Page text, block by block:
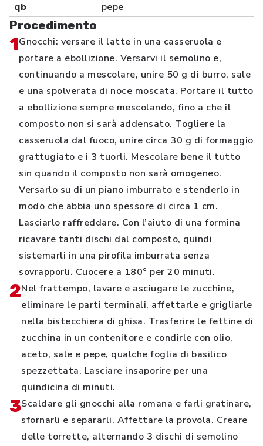
qb
pepe
Procedimento
1Gnocchi: versare il latte in una casseruola e
portare a ebollizione. Versarvi il semolino e,
continuando a mescolare, unire 50 g di burro, sale
e una spolverata di noce moscata. Portare il tutto
a ebollizione sempre mescolando, fino a che il
composto non si sarà addensato. Togliere la
casseruola dal fuoco, unire circa 30 g di formaggio
grattugiato e i 3 tuorli. Mescolare bene il tutto
sin quando il composto non sarà omogeneo.
Versarlo su di un piano imburrato e stenderlo in
modo che abbia uno spessore di circa 1 cm.
Lasciarlo raffreddare. Con l’aiuto di una formina
ricavare tanti dischi dal composto, quindi
sistemarli in una pirofila imburrata senza
sovrapporli. Cuocere a 180° per 20 minuti.
2Nel frattempo, lavare e asciugare le zucchine,
eliminare le parti terminali, affettarle e grigliarle
nella bistecchiera di ghisa. Trasferire le fettine di
zucchina in un contenitore e condirle con olio,
aceto, sale e pepe, qualche foglia di basilico
spezzettata. Lasciare insaporire per una
quindicina di minuti.
3Scaldare gli gnocchi alla romana e farli gratinare,
sfornarli e separarli. Affettare la provola. Creare
delle torrette, alternando 3 dischi di semolino